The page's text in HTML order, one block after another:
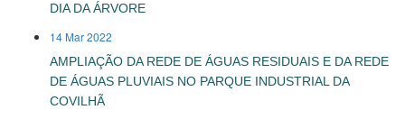
DIA DA ÁRVORE
14 Mar 2022
AMPLIAÇÃO DA REDE DE ÁGUAS RESIDUAIS E DA REDE
DE ÁGUAS PLUVIAIS NO PARQUE INDUSTRIAL DA
COVILHÃ